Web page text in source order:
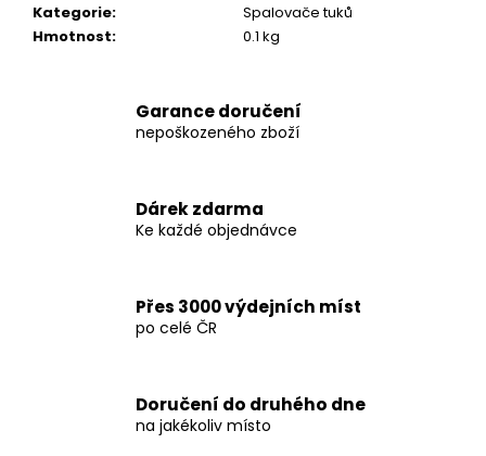
Kategorie:
Spalovače tuků
Hmotnost: 0.1 kg
Garance doručení
nepoškozeného zboží
Dárek zdarma
Ke každé objednávce
Přes 3000 výdejních míst
po celé ČR
Doručení do druhého dne
na jakékoliv místo
490
Kč